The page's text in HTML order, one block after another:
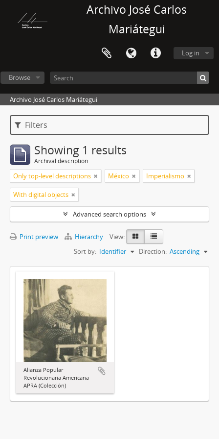
Archivo José Carlos
Mariátegui
Log in
Browse
Archivo José Carlos Mariátegui
Filters
Showing 1 results
Archival description
Only top-level descriptions México Imperialismo
With digital objects
Advanced search options
Print preview Hierarchy
View:
Sort by: Identifier Direction: Ascending
Alianza Popular
Revolucionaria Americana-
APRA (Colección)